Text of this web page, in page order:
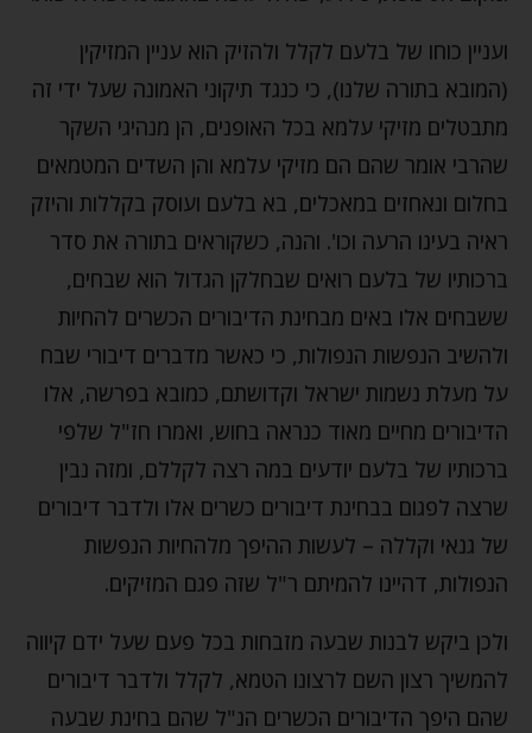
ועניין כוחו של בלעם לקלל ולהזיק הוא עניין המזיקין
(המובא בתורה שלנו), כי כנגד תיקוני האמונה שעל ידי זה
מתבטלים מזיקי עלמא בכל האופנים, הן מנהיגי השקר
שהרבי אומר שהם הם מזיקי עלמא והן השדים המטמאים
בחלום ונאחזים במאכלים, בא בלעם ועוסק בקללות והיזק
ראיה בעינו הרעה וכו'. והנה, כשקוראים בתורה את סדר
ברכותיו של בלעם רואים שבחלקן הגדול הוא שבחים,
ששבחים אלו באים מבחינת הדיבורים הכשרים להחיות
ולהשיב הנפשות הנפולות, כי כאשר מדברים דיבורי שבח
על מעלת נשמות ישראל וקדושתם, כמובא בפרשה, אלו
הדיבורים מחיים מאוד כנראה בחוש, ואמרו חז"ל שלפי
ברכותיו של בלעם יודעים במה רצה לקללם, ומזה נבין
שרצה לפגום בבחינת דיבורים כשרים אלו ולדבר דיבורים
של גנאי וקללה – לעשות ההיפך מלהחיות הנפשות
הנפולות, דהיינו להמיתם ר"ל שזה פגם המזיקים.
ולכן ביקש לבנות שבעה מזבחות בכל פעם שעל ידם קיווה
להמשיך רצון השם לרצונו הטמא, לקלל ולדבר דיבורים
שהם היפך הדיבורים הכשרים הנ"ל שהם בחינת שבעה